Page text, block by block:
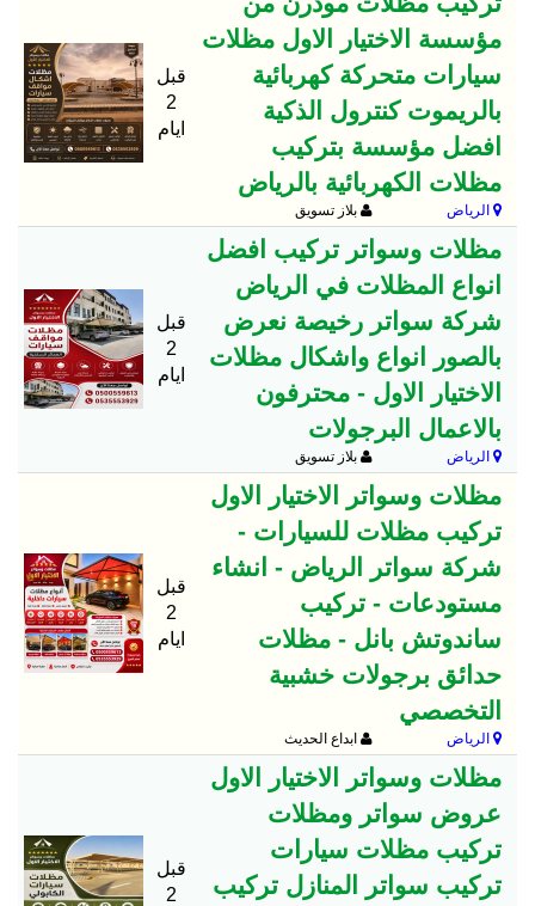
مؤسسة الاختيار الاول مظلات
سيارات متحركة كهربائية
بالريموت كنترول الذكية
افضل مؤسسة بتركيب
مظلات الكهربائية بالرياض
الرياض بلاز تسويق
قبل
2
ايام
مظلات وسواتر تركيب افضل
انواع المظلات في الرياض
شركة سواتر رخيصة نعرض
بالصور انواع واشكال مظلات
الاختيار الاول - محترفون
بالاعمال البرجولات
الرياض بلاز تسويق
قبل
2
ايام
مظلات وسواتر الاختيار الاول
تركيب مظلات للسيارات -
شركة سواتر الرياض - انشاء
مستودعات - تركيب
ساندوتش بانل - مظلات
حدائق برجولات خشبية
التخصصي
الرياض ابداع الحديث
قبل
2
ايام
مظلات وسواتر الاختيار الاول
عروض سواتر ومظلات
تركيب مظلات سيارات
تركيب سواتر المنازل تركيب
قبل
2